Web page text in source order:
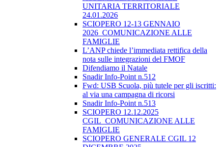
UNITARIA TERRITORIALE
24.01.2026
SCIOPERO 12-13 GENNAIO
2026_COMUNICAZIONE ALLE
FAMIGLIE
L’ANP chiede l’immediata rettifica della
nota sulle integrazioni del FMOF
Difendiamo il Natale
Snadir Info-Point n.512
Fwd: USB Scuola, più tutele per gli iscritti:
al via una campagna di ricorsi
Snadir Info-Point n.513
SCIOPERO 12.12.2025
CGIL_COMUNICAZIONE ALLE
FAMIGLIE
SCIOPERO GENERALE CGIL 12